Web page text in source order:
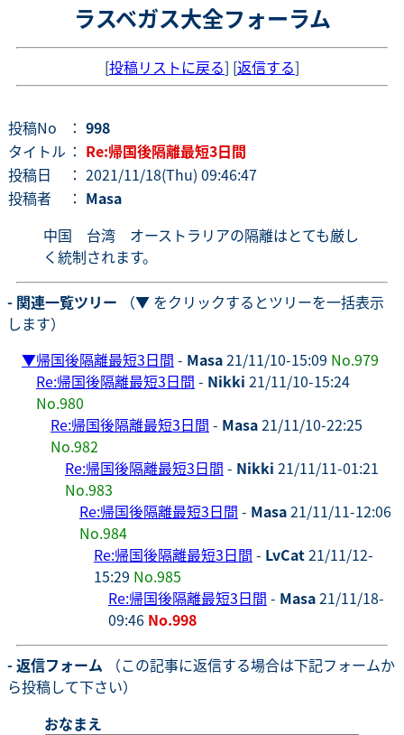
ラスベガス大全フォーラム
[投稿リストに戻る] [返信する]
投稿No ： 998
タイトル ： Re:帰国後隔離最短3日間
投稿日
： 2021/11/18(Thu) 09:46:47
投稿者
： Masa
中国 台湾 オーストラリアの隔離はとても厳し
く統制されます。
- 関連一覧ツリー （▼ をクリックするとツリーを一括表示
します）
▼帰国後隔離最短3日間 - Masa21/11/10-15:09 No.979
Re:帰国後隔離最短3日間 - Nikki 21/11/10-15:24
No.980
Re:帰国後隔離最短3日間 - Masa21/11/10-22:25
No.982
Re:帰国後隔離最短3日間 - Nikki 21/11/11-01:21
No.983
Re:帰国後隔離最短3日間 - Masa21/11/11-12:06
No.984
Re:帰国後隔離最短3日間 - LvCat21/11/12-
15:29 No.985
Re:帰国後隔離最短3日間 - Masa21/11/18-
09:46 No.998
- 返信フォーム （この記事に返信する場合は下記フォームか
ら投稿して下さい）
おなまえ